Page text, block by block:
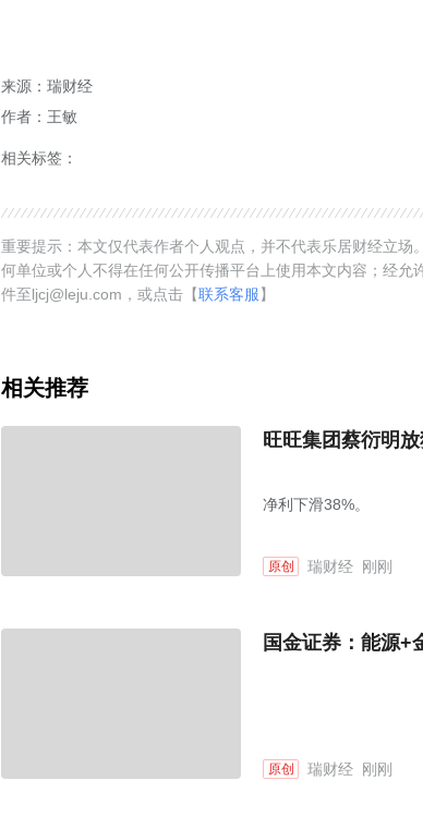
来源：瑞财经
作者：王敏
相关标签：
重要提示：本文仅代表作者个人观点，并不代表乐居财经立
何单位或个人不得在任何公开传播平台上使用本文内容；经允
件至ljcj@leju.com，或点击【联系客服】
相关推荐
旺旺集团蔡衍明
净利下滑38%。
原创 瑞财经 刚刚
国金证券：能源+
原创 瑞财经 刚刚